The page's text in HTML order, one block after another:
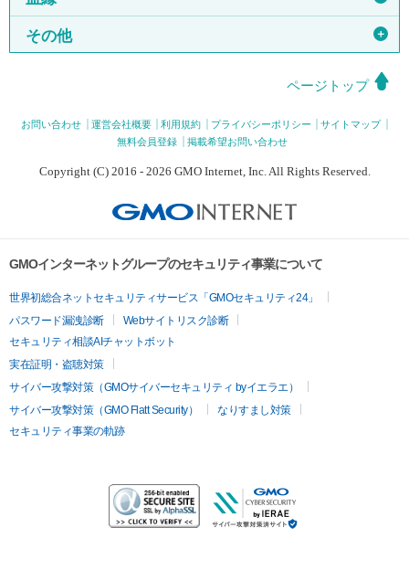
その他 ＋
ページトップ
お問い合わせ 運営会社概要 利用規約 プライバシーポリシー
サイトマップ
無料会員登録
掲載希望お問い合わせ
Copyright (C) 2016 - 2026 GMO Internet, Inc. All Rights Reserved.
GMOインターネットグループのセキュリティ事業について
世界初総合ネットセキュリティサービス「GMOセキュリティ24」
パスワード漏洩診断
Webサイトリスク診断
セキュリティ相談AIチャットボット
実在証明・盗聴対策
サイバー攻撃対策（GMOサイバーセキュリティ byイエラエ）
サイバー攻撃対策（GMO Flatt Security）
なりすまし対策
セキュリティ事業の軌跡